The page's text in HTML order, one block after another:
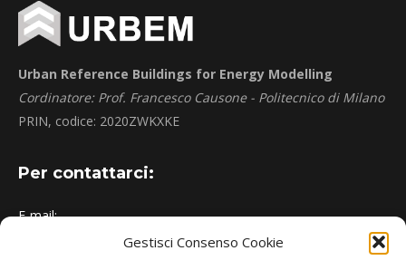
Gestisci Consenso Cookie
Urban Reference Buildings for Energy Modelling
Cordinatore: Prof. Francesco Causone - Politecnico di Milano
PRIN, codice: 2020ZWKXKE
Per contattarci:
E-mail: